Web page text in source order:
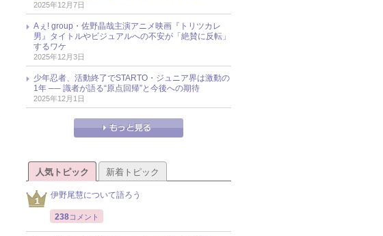
2025年12月7日
Aぇ! group・佐野晶哉主演アニメ映画『トリツカレ
男』タイトルやビジュアルへの不安が「絶賛に反転」
するワケ
2025年12月3日
少年忍者、活動終了でSTARTO・ジュニア界は激動の
1年 ── 識者が語る“原点回帰”と今後への期待
2025年12月1日
人気トピック 新着トピック
伊野尾慧について語ろう
238コメント